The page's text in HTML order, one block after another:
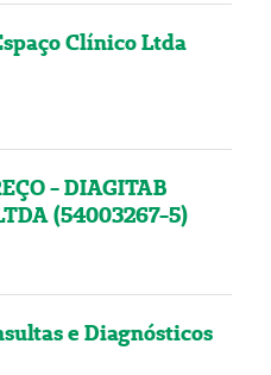
Clínico Ltda
- DIAGITAB
(54003267-5)
e Diagnósticos